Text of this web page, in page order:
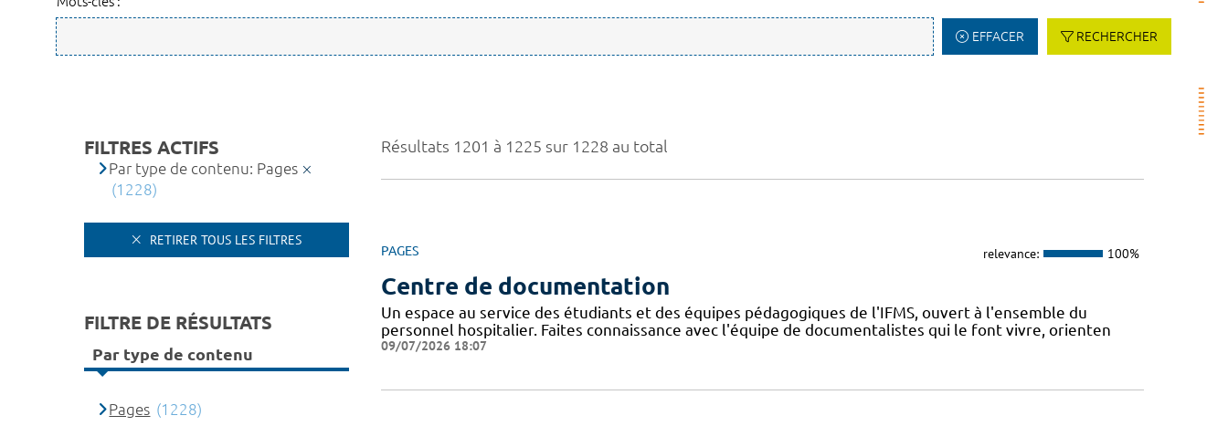
EFFACER RECHERCHER
Résultats 1201 à 1225 sur 1228 au total
PAGES relevance: 100%
Centre de documentation
Un espace au service des étudiants et des équipes pédagogiques de l'IFMS, ouvert à l'ensemble du
personnel hospitalier. Faites connaissance avec l'équipe de documentalistes qui le font vivre, orienten
09/07/2026 18:07
FILTRES ACTIFS
Par type de contenu: Pages
(1228)
RETIRER TOUS LES FILTRES
FILTRE DE RÉSULTATS
Par type de contenu
Pages (1228)